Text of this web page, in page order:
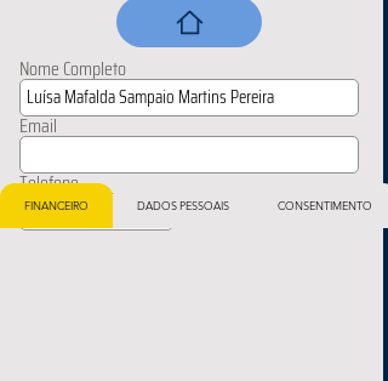
Nome Completo
Email
Telefone
FINANCEIRO DADOS PESSOAIS CONSENTIMENTO